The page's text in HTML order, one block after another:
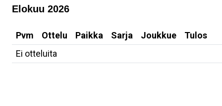
Elokuu 2026
Pvm Ottelu Paikka Sarja Joukkue
Tulos
Ei otteluita